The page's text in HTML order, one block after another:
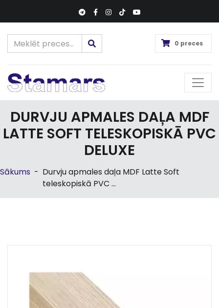
0 preces
DURVJU APMALES DAĻA MDF
LATTE SOFT TELESKOPISKĀ PVC
DELUXE
Sākums - Durvju apmales daļa MDF Latte Soft
teleskopiskā PVC ...